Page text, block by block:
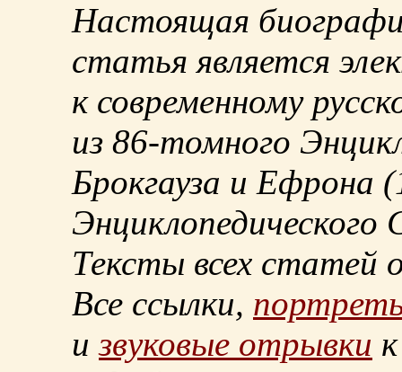
Настоящая
статья является
к современному
из 86-томного
Брокгауза и Ефрона
Энциклопедического
Тексты всех статей
Все ссылки,
извуковые отрывки